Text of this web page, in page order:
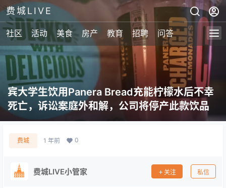
费城LIVE
社区 活动 美食 房产 教育 招聘 问答
宾大学生饮用Panera Bread充能柠檬水后不幸
死亡，诉讼案庭外和解，公司将停产此款饮品
费城 1 年前 0
费城LIVE小管家 关注 私信